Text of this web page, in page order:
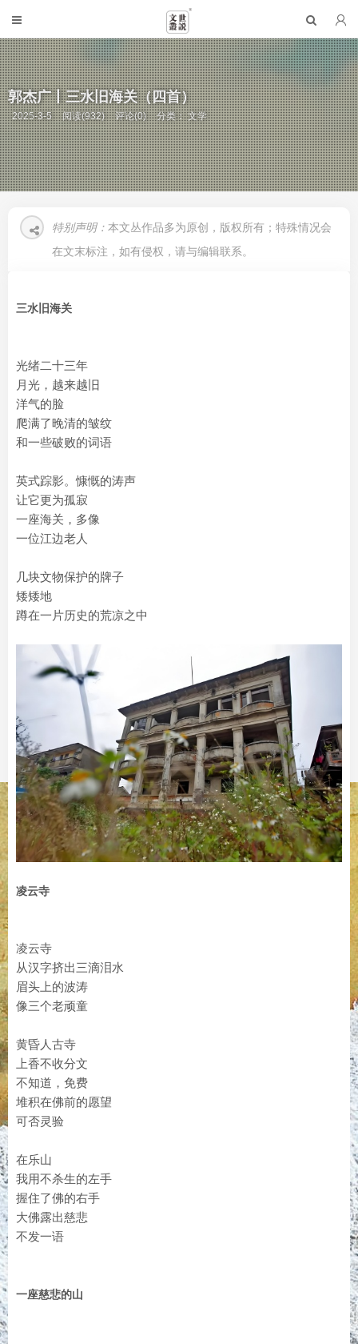
郭杰广丨三水旧海关（四首）
2025-3-5 阅读(932) 评论(0) 分类：文学
特别声明： 本文丛作品多为原创，版权所有；特殊情况会
在文末标注，如有侵权，请与编辑联系。
三水旧海关
光绪二十三年
月光，越来越旧
洋气的脸
爬满了晚清的皱纹
和一些破败的词语
英式踪影。慷慨的涛声
让它更为孤寂
一座海关，多像
一位江边老人
几块文物保护的牌子
矮矮地
蹲在一片历史的荒凉之中
凌云寺
凌云寺
从汉字挤出三滴泪水
眉头上的波涛
像三个老顽童
黄昏人古寺
上香不收分文
不知道，免费
堆积在佛前的愿望
可否灵验
在乐山
我用不杀生的左手
握住了佛的右手
大佛露出慈悲
不发一语
一座慈悲的山